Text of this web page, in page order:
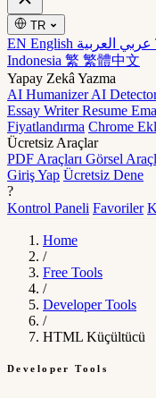
TR
EN English
Indonesia 繁 繁體中文
Yapay Zekâ Yazma
AI HumanizerAI
Essay WriterResume
Fiyatlandırma Chrome
Ücretsiz Araçlar
PDF Araçları Görsel
Giriş Yap Ücretsiz Dene
?
Kontrol Paneli Favoriler
Home
/
Free Tools
/
Developer Tools
/
HTML Küçültücü
Developer Tools